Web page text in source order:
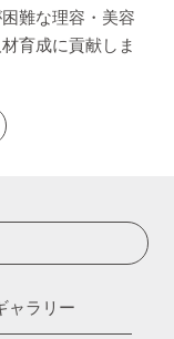
難な理容・美容
育成に貢献しま
ャラリー